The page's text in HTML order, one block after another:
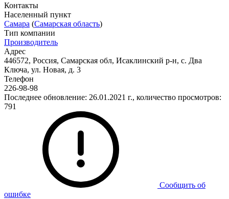
Контакты
Населенный пункт
Самара (Самарская область)
Тип компании
Производитель
Адрес
446572, Россия, Самарская обл, Исаклинский р-н, с. Два
Ключа, ул. Новая, д. 3
Телефон
226-98-98
Последнее обновление: 26.01.2021 г., количество просмотров:
791
Сообщить об
ошибке